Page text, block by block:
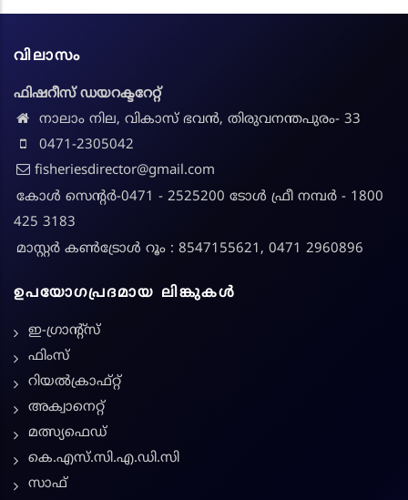
വിലാസം
ഫിഷറീസ് ഡയറക്ടറേറ്റ്
നാലാം നില, വികാസ് ഭവൻ, തിരുവനന്തപുരം- 33
0471-2305042
fisheriesdirector@gmail.com
കോൾ സെന്റർ-0471 - 2525200 ടോൾ ഫ്രീ നമ്പർ - 1800
425 3183
മാസ്റ്റർ കൺട്രോൾ റൂം : 8547155621, 0471 2960896
ഉപയോഗപ്രദമായ ലിങ്കുകൾ
ഇ-ഗ്രാന്റ്സ്
ഫിംസ്
റിയൽക്രാഫ്റ്റ്
അക്വാനെറ്റ്
മത്സ്യഫെഡ്
കെ.എസ്.സി.എ.ഡി.സി
സാഫ്